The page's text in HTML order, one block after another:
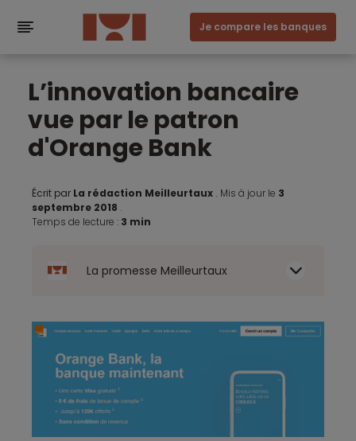
Je compare les banques
L’innovation bancaire
vue par le patron
d'Orange Bank
Écrit par La rédaction Meilleurtaux . Mis à jour le 3
septembre 2018 .
Temps de lecture : 3 min
La promesse Meilleurtaux